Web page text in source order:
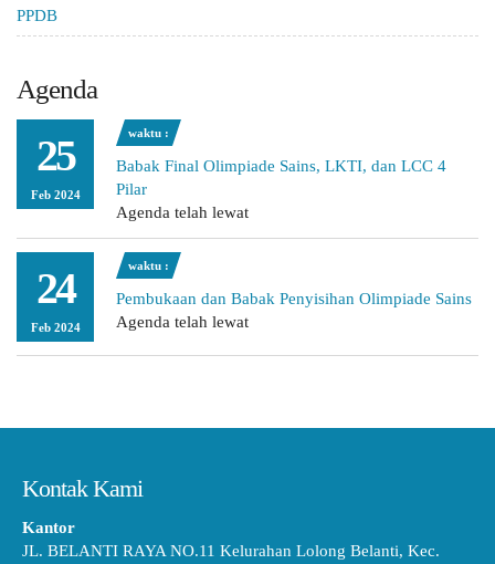
PPDB
Agenda
25
Feb 2024
waktu :
Babak Final Olimpiade Sains, LKTI, dan LCC 4
Pilar
Agenda telah lewat
24
Feb 2024
waktu :
Pembukaan dan Babak Penyisihan Olimpiade Sains
Agenda telah lewat
Kontak Kami
Kantor
JL. BELANTI RAYA NO.11 Kelurahan Lolong Belanti, Kec.